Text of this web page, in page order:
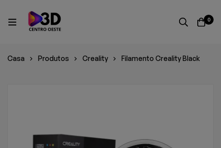
0
Casa Produtos Creality Filamento Creality Black